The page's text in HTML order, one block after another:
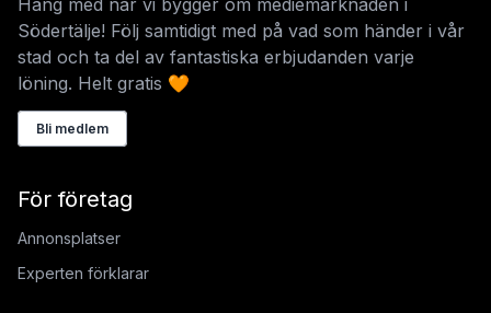
Häng med när vi bygger om mediemarknaden i
Södertälje! Följ samtidigt med på vad som händer i vår
stad och ta del av fantastiska erbjudanden varje
löning. Helt gratis 🧡
Bli medlem
För företag
Annonsplatser
Experten förklarar